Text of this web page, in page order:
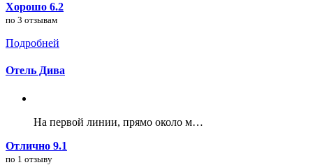
Хорошо 6.2
по 3 отзывам
Подробней
Отель Дива
На первой линии, прямо около м…
Отлично 9.1
по 1 отзыву